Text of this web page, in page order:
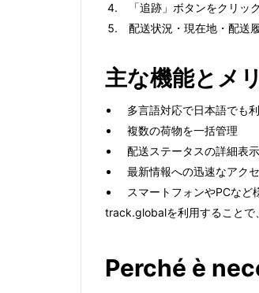
「追跡」ボタンをクリッ
配送状況・現在地・配送
主な機能とメ
多言語対応で日本語でも
複数の荷物を一括管理
配送ステータスの詳細表示
最新情報への迅速なアク
スマートフォンやPCなど
track.globalを利用することで
Perché è